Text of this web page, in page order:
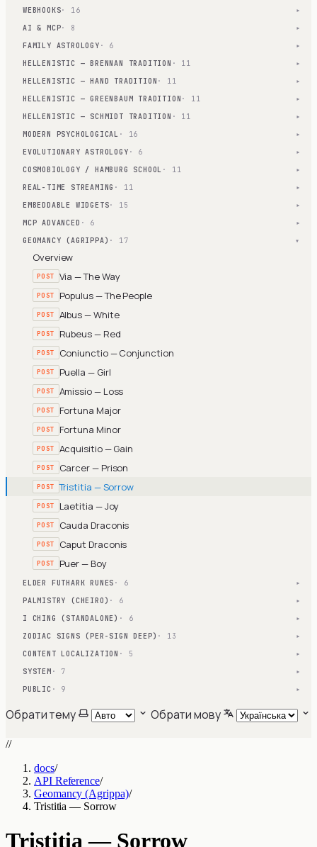
WEBHOOKS· 16 ▾
AI & MCP· 8 ▾
FAMILY ASTROLOGY · 6 ▾
HELLENISTIC — BRENNAN TRADITION · 11 ▾
HELLENISTIC — HAND TRADITION · 11 ▾
HELLENISTIC — GREENBAUM TRADITION · 11 ▾
HELLENISTIC — SCHMIDT TRADITION · 11 ▾
MODERN PSYCHOLOGICAL · 16 ▾
EVOLUTIONARY ASTROLOGY · 6 ▾
COSMOBIOLOGY / HAMBURG SCHOOL · 11 ▾
REAL-TIME STREAMING · 11 ▾
EMBEDDABLE WIDGETS· 15 ▾
MCP ADVANCED · 6 ▾
GEOMANCY (AGRIPPA) · 17 ▾
Overview
POST Via — The Way
POST Populus — The People
POST Albus — White
POST Rubeus — Red
POST Coniunctio — Conjunction
POST Puella — Girl
POST Amissio — Loss
POST Fortuna Major
POST Fortuna Minor
POST Acquisitio — Gain
POST Carcer — Prison
POST Tristitia — Sorrow
POST Laetitia — Joy
POST Cauda Draconis
POST Caput Draconis
POST Puer — Boy
ELDER FUTHARK RUNES · 6 ▾
PALMISTRY (CHEIRO) · 6 ▾
I CHING (STANDALONE) · 6 ▾
ZODIAC SIGNS (PER-SIGN DEEP) · 13 ▾
CONTENT LOCALIZATION · 5 ▾
SYSTEM · 7 ▾
PUBLIC · 9 ▾
Обрати тему Обрати мову
//
docs/
API Reference/
Geomancy (Agrippa)/
Tristitia — Sorrow
Tristitia — Sorrow